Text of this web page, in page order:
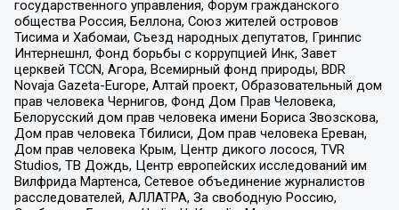
государственного управления, Форум гражданского
общества Россия, Беллона, Союз жителей островов
Тисима и Хабомаи, Съезд народных депутатов, Гринпис
Интернешнл, Фонд борьбы с коррупцией Инк, Завет
церквей TCCN, Агора, Всемирный фонд природы, BDR
Novaja Gazeta-Europe, Алтай проект, Образовательный дом
прав человека Чернигов, Фонд Дом Прав Человека,
Белорусский дом прав человека имени Бориса Звозскова,
Дом прав человека Тбилиси, Дом прав человека Ереван,
Дом прав человека Крым, Центр дикого лосося, TVR
Studios, ТВ Дождь, Центр европейских исследований им
Вилфрида Мартенса, Сетевое объединение журналистов
расследователей, АЛЛАТРА, За свободную Россию,